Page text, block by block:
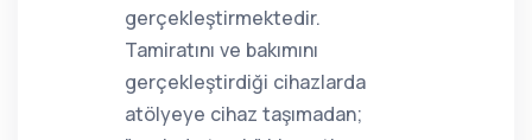
gerçekleştirmektedir.
Tamiratını ve bakımını
gerçekleştirdiği cihazlarda
atölyeye cihaz taşımadan;